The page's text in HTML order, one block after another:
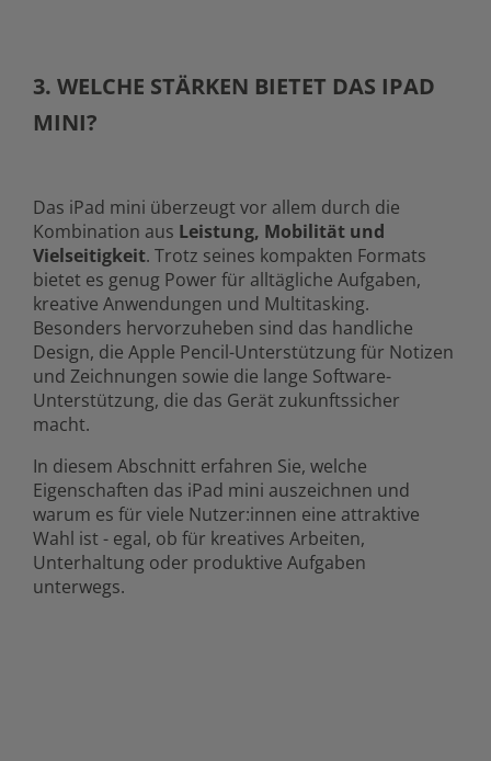
3. WELCHE STÄRKEN BIETET DAS IPAD
MINI?
Das iPad mini überzeugt vor allem durch die
Kombination aus Leistung, Mobilität und
Vielseitigkeit. Trotz seines kompakten Formats
bietet es genug Power für alltägliche Aufgaben,
kreative Anwendungen und Multitasking.
Besonders hervorzuheben sind das handliche
Design, die Apple Pencil-Unterstützung für Notizen
und Zeichnungen sowie die lange Software-
Unterstützung, die das Gerät zukunftssicher
macht.
In diesem Abschnitt erfahren Sie, welche
Eigenschaften das iPad mini auszeichnen und
warum es für viele Nutzer:innen eine attraktive
Wahl ist - egal, ob für kreatives Arbeiten,
Unterhaltung oder produktive Aufgaben
unterwegs.